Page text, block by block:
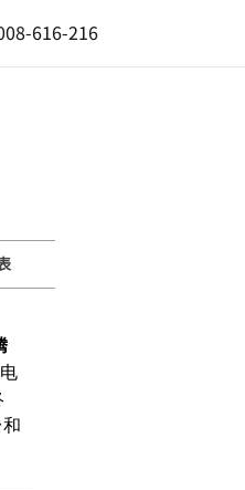
616-216